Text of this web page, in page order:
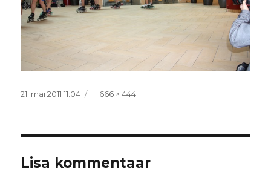
Postitatud
21. mai 2011 11:04 Täissuurus
666 × 444
Lisa kommentaar